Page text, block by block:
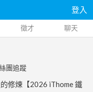
登入
徵才 聊天
團追蹤
修煉【2026 iThome 鐵